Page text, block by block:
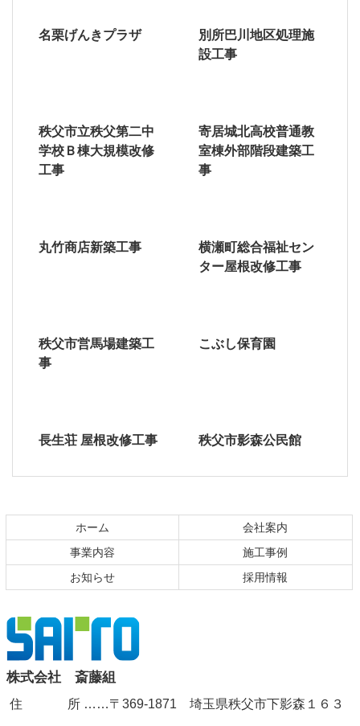
名栗げんきプラザ
別所巴川地区処理施
設工事
秩父市立秩父第二中
学校Ｂ棟大規模改修
工事
寄居城北高校普通教
室棟外部階段建築工
事
丸竹商店新築工事
横瀬町総合福祉セン
ター屋根改修工事
秩父市営馬場建築工
事
こぶし保育園
長生荘 屋根改修工事 秩父市影森公民館
ン
ツ
の
先
頭
へ
戻
の
先
戻
る
ホーム
会社案内
事業内容
施工事例
お知らせ
採用情報
株式会社
斎藤組
株式会社 斎藤組
住 所……〒369-1871 埼玉県秩父市下影森１６３